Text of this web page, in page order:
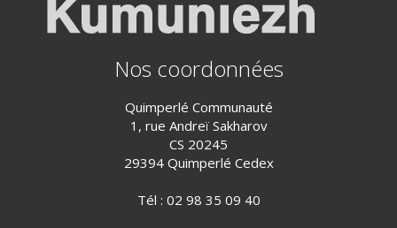
Nos coordonnées
Quimperlé Communauté
1, rue Andreï Sakharov
CS 20245
29394 Quimperlé Cedex
Tél : 02 98 35 09 40